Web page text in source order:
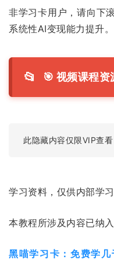
非学习卡用户，请向下
系统性AI变现能力提升。
📂 🎯 视频课程资
此隐藏内容仅限VIP查看
学习资料，仅供内部学
本教程所涉及内容已纳
黑喵学习卡：免费学